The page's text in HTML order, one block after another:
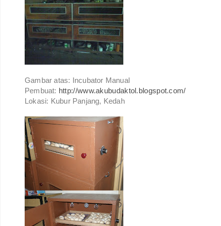
Gambar atas: Incubator Manual
Pembuat: http://www.akubudaktol.blogspot.com/
Lokasi: Kubur Panjang, Kedah